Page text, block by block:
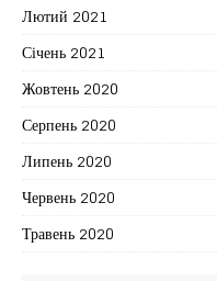
Лютий 2021
Січень 2021
Жовтень 2020
Серпень 2020
Липень 2020
Червень 2020
Травень 2020